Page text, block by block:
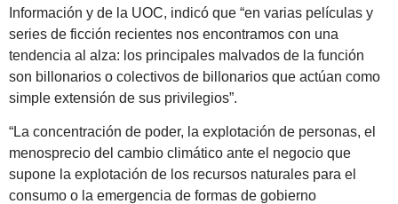
Información y de la UOC, indicó que “en varias películas y
series de ficción recientes nos encontramos con una
tendencia al alza: los principales malvados de la función
son billonarios o colectivos de billonarios que actúan como
simple extensión de sus privilegios”.
“La concentración de poder, la explotación de personas, el
menosprecio del cambio climático ante el negocio que
supone la explotación de los recursos naturales para el
consumo o la emergencia de formas de gobierno